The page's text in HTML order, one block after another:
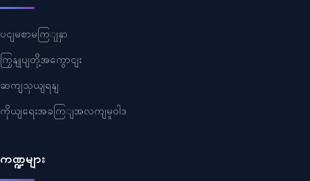
ပငျမစာမကြျနှာ
ကြှနျုပျတို့အကွောငျး
ဆကျသှယျရနျ
ကိုယျရေးအခကြျအလကျမူဝါဒ
ကဏ္ဍများ